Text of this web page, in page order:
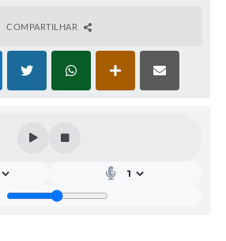
COMPARTILHAR